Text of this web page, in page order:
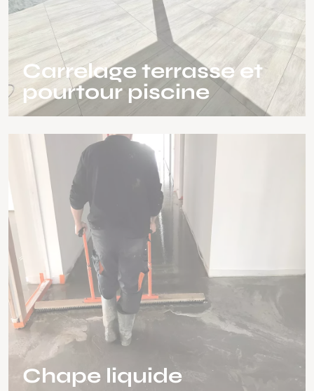
Carrelage terrasse et
pourtour piscine
Chape liquide